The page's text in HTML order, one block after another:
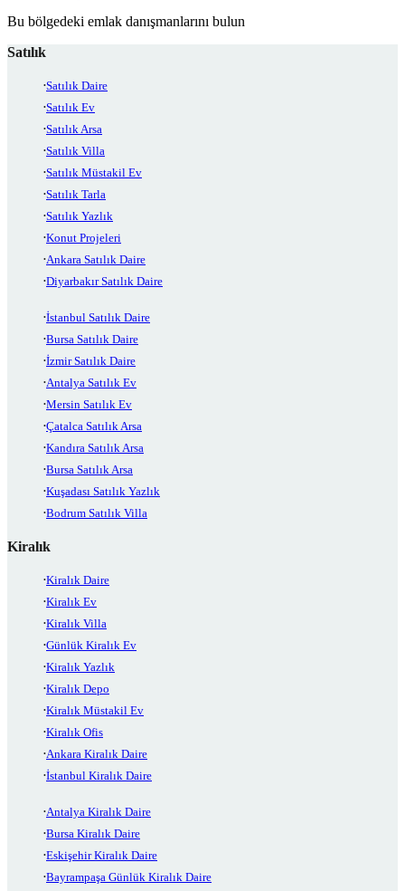
Bu bölgedeki emlak danışmanlarını bulun
Satılık
Satılık Daire
Satılık Ev
Satılık Arsa
Satılık Villa
Satılık Müstakil Ev
Satılık Tarla
Satılık Yazlık
Konut Projeleri
Ankara Satılık Daire
Diyarbakır Satılık Daire
İstanbul Satılık Daire
Bursa Satılık Daire
İzmir Satılık Daire
Antalya Satılık Ev
Mersin Satılık Ev
Çatalca Satılık Arsa
Kandıra Satılık Arsa
Bursa Satılık Arsa
Kuşadası Satılık Yazlık
Bodrum Satılık Villa
Kiralık
Kiralık Daire
Kiralık Ev
Kiralık Villa
Günlük Kiralık Ev
Kiralık Yazlık
Kiralık Depo
Kiralık Müstakil Ev
Kiralık Ofis
Ankara Kiralık Daire
İstanbul Kiralık Daire
Antalya Kiralık Daire
Bursa Kiralık Daire
Eskişehir Kiralık Daire
Bayrampaşa Günlük Kiralık Daire